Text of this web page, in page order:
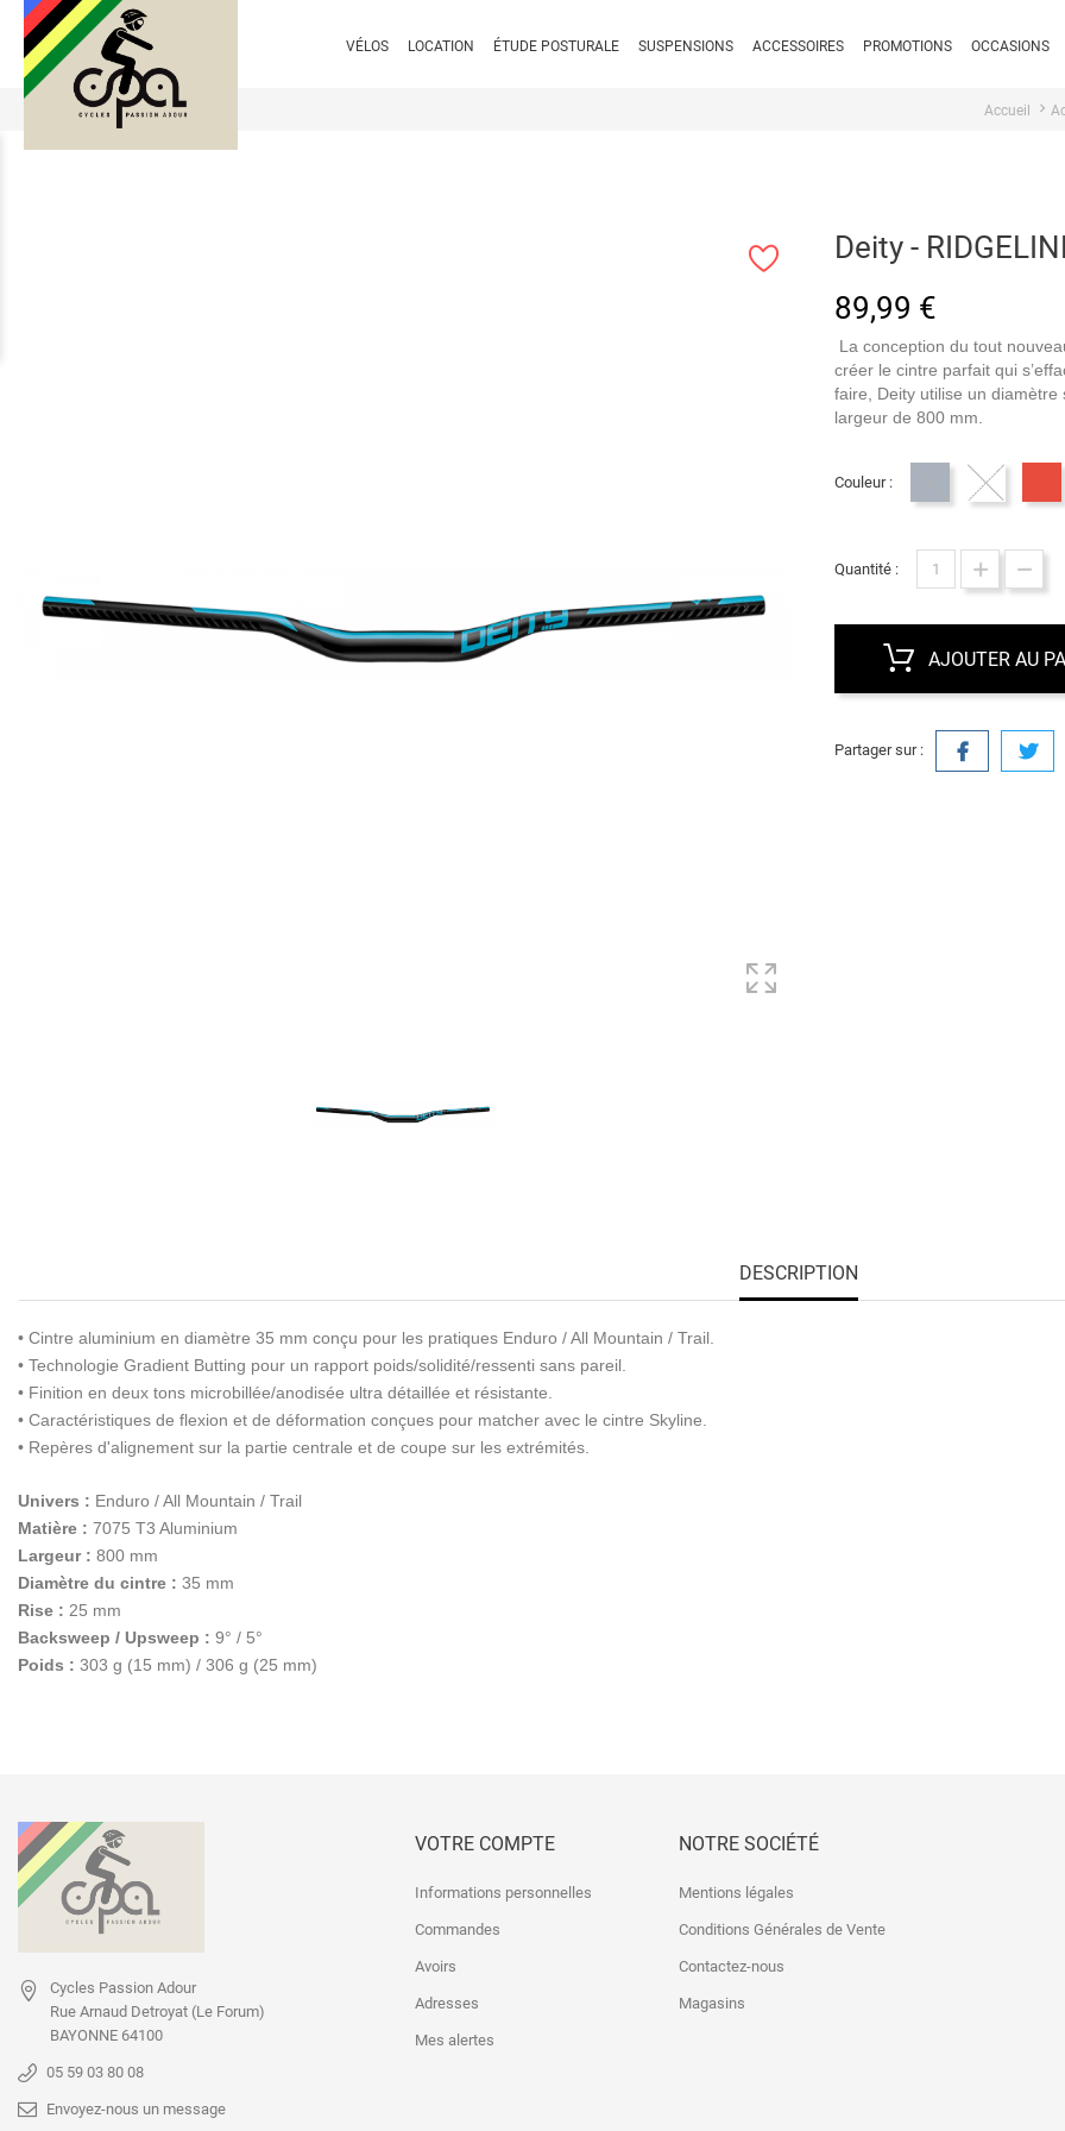
VÉLOS LOCATION ÉTUDE POSTURALE SUSPENSIONS ACCESSOIRES PROMOTIONS OCCASIONS
Accueil
Deity -
89,99 €
La conception du tout
créer le cintre parfait qui
faire, Deity utilise un
largeur de 800 mm.
Couleur : Blanc
Quantité :
AJOUTER AU
Partager sur :
DESCRIPTION
• Cintre aluminium en diamètre 35 mm conçu pour les pratiques Enduro / All Mountain / Trail.
• Technologie Gradient Butting pour un rapport poids/solidité/ressenti sans pareil.
• Finition en deux tons microbillée/anodisée ultra détaillée et résistante.
• Caractéristiques de flexion et de déformation conçues pour matcher avec le cintre Skyline.
• Repères d'alignement sur la partie centrale et de coupe sur les extrémités.
Univers : Enduro / All Mountain / Trail
Matière : 7075 T3 Aluminium
Largeur : 800 mm
Diamètre du cintre : 35 mm
Rise : 25 mm
Backsweep / Upsweep : 9° / 5°
Poids : 303 g (15 mm) / 306 g (25 mm)
Cycles Passion Adour
Rue Arnaud Detroyat (Le Forum)
BAYONNE 64100
05 59 03 80 08
Envoyez-nous un message
VOTRE COMPTE
Informations personnelles
Commandes
Avoirs
Adresses
Mes alertes
NOTRE SOCIÉTÉ
Mentions légales
Conditions Générales de Vente
Contactez-nous
Magasins